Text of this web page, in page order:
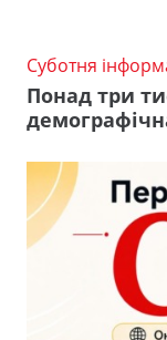
Суботня
Понад три